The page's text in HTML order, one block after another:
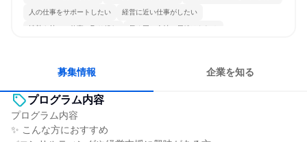
人の仕事をサポートしたい 経営に近い仕事がしたい
情熱を持って仕事に取り組む 長く同じ会社に居続けられる
募集情報 企業を知る
プログラム内容
プログラム内容
✨ こんな方におすすめ